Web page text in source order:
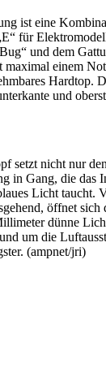
ist eine
für
und dem
maximal einem
Hardtop.
und
setzt nicht nur
in Gang, die das
Licht taucht.
öffnet
dünne
um die
(ampnet/jri)